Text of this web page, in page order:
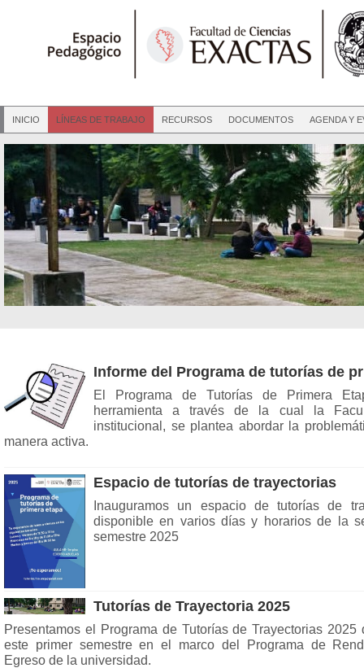
INICIO LÍNEAS DE TRABAJO RECURSOS DOCUMENTOS AGENDA Y
Informe del Programa de tutorías de
El Programa de Tutorías de Primera
herramienta a través de la cual la
institucional, se plantea abordar la
manera activa.
Espacio de tutorías de trayectorias
Inauguramos un espacio de tutorías de
disponible en varios días y horarios de la
semestre 2025
Tutorías de Trayectoria 2025
Presentamos el Programa de Tutorías de Trayectorias 2025
este primer semestre en el marco del Programa de
Egreso de la universidad.